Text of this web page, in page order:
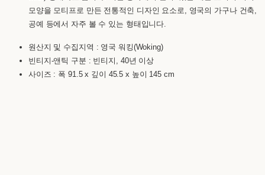
모양을 모티프로 만든 전통적인 디자인 요소로, 영국의 가구나 건축,
공예 등에서 자주 볼 수 있는 형태입니다.
원산지 및 수집지역 : 영국 워킹(Woking)
빈티지-앤틱 구분 : 빈티지, 40년 이상
사이즈 : 폭 91.5 x 깊이 45.5 x 높이 145 cm